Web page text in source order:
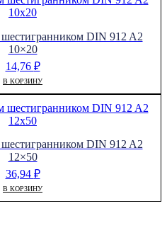
DIN 912 A2
10×20
14,76 ₽
В КОРЗИНУ
DIN 912 A2
12×50
36,94 ₽
В КОРЗИНУ